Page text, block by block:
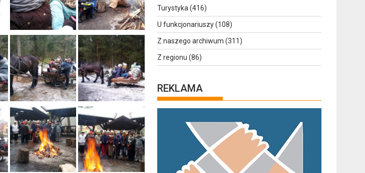
Turystyka (416)
U funkcjonariuszy(108)
Z naszego archiwum (311)
Z regionu (86)
REKLAMA